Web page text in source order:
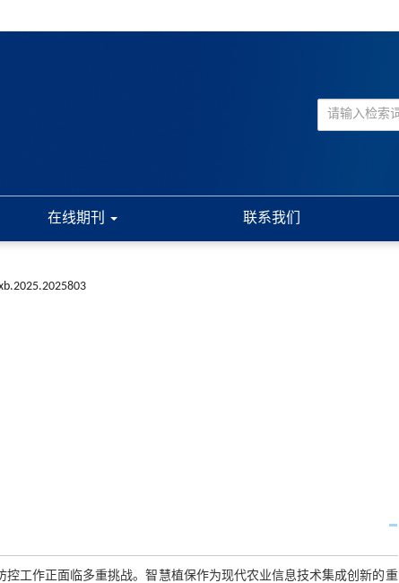
在线期刊 联系我们
工作正面临多重挑战。智慧植保作为现代农业信息技术集成创新的重